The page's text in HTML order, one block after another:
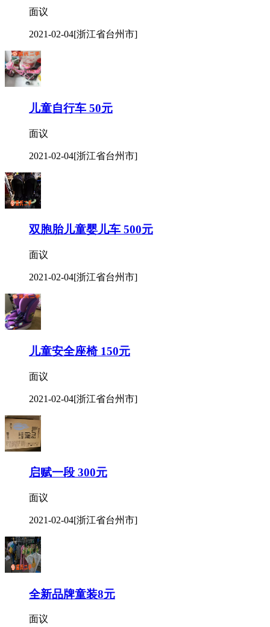
面议
2021-02-04[浙江省台州市]
儿童自行车 50元
面议
2021-02-04[浙江省台州市]
双胞胎儿童婴儿车 500元
面议
2021-02-04[浙江省台州市]
儿童安全座椅 150元
面议
2021-02-04[浙江省台州市]
启赋一段 300元
面议
2021-02-04[浙江省台州市]
全新品牌童装8元
面议